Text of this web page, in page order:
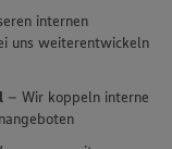
internen
uns weiterentwickeln
– Wir koppeln interne